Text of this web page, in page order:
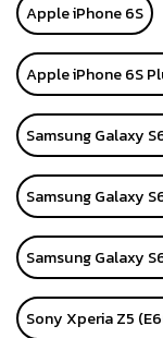
Apple iPhone 6S
Apple iPhone 6S
Samsung Galaxy
Samsung Galaxy
Samsung Galaxy
Sony Xperia Z5